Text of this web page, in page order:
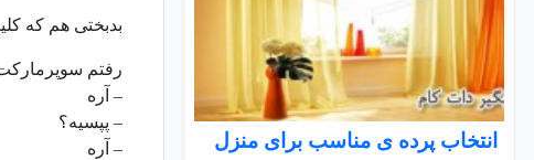
انتخاب پرده ی مناسب برای منزل
بدبختی هم که
رفتم
– آره
– پپسیه؟
– آره